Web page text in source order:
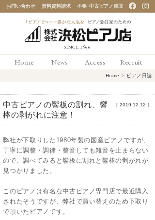
「ピアノでココロ豊かな
人生を」ピアノ愛好家の
ための 浜松ピアノ店
お問い合わせ 無料資料請求 不要･中古ピアノ買取
Home News Access Recruit
Home > ピアノ日誌
［ 2019.12.12 ］
中古ピアノの響板の割れ、響
棒の剥がれに注意！
弊社が下取りした1980年製の国産ピアノですが、
丁寧に調整・調律・整音しても雑音を止まらない
ので、調べてみると響板に割れと響棒の剥がれが
見つかりました。
このピアノは有名な中古ピアノ専門店で最近購入
されたそうですが、弊社で買い替えのため下取り
で頂いたピアノです。